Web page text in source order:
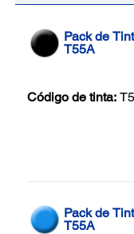
Pack de
T55A
Código de tinta:
Pack de
T55A